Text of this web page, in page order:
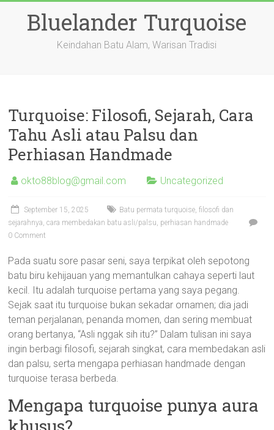
contentBluelander Turquoise
Keindahan Batu Alam, Warisan Tradisi
Turquoise: Filosofi, Sejarah, Cara
Tahu Asli atau Palsu dan
Perhiasan Handmade
okto88blog@gmail.com Uncategorized
September 15, 2025
Batu permata turquoise, filosofi dan
sejarahnya, cara membedakan batu asli/palsu, perhiasan handmade
0 Comment
Pada suatu sore pasar seni, saya terpikat oleh sepotong
batu biru kehijauan yang memantulkan cahaya seperti laut
kecil. Itu adalah turquoise pertama yang saya pegang.
Sejak saat itu turquoise bukan sekadar ornamen; dia jadi
teman perjalanan, penanda momen, dan sering membuat
orang bertanya, “Asli nggak sih itu?” Dalam tulisan ini saya
ingin berbagi filosofi, sejarah singkat, cara membedakan asli
dan palsu, serta mengapa perhiasan handmade dengan
turquoise terasa berbeda.
Mengapa turquoise punya aura